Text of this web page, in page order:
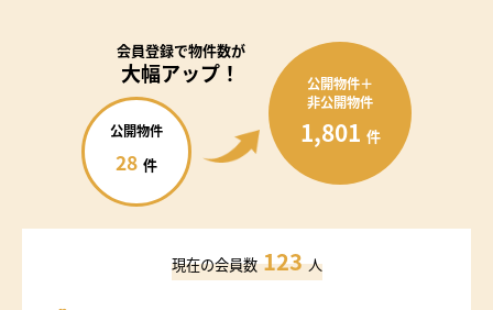
会員登録で物件数が
大幅アップ！
公開物件
28 件
公開物件＋
非公開物件
1,801 件
現在の会員数 123 人